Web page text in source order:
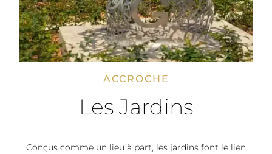
ACCROCHE
Les Jardins
Conçus comme un lieu à part, les jardins font le lien